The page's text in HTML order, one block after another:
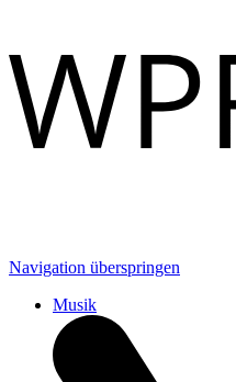
Navigation überspringen
Musik